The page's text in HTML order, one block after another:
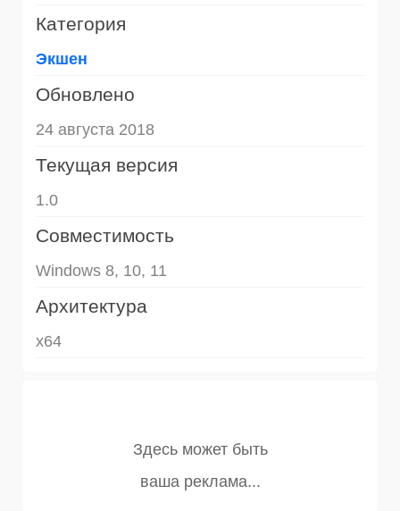
Категория
Экшен
Обновлено
24 августа 2018
Текущая версия
1.0
Совместимость
Windows 8, 10, 11
Архитектура
x64